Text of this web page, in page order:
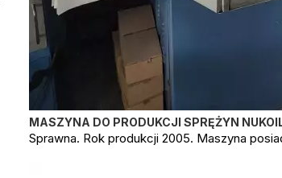
MASZYNA DO PRODUKCJI SPRĘŻYN
Sprawna. Rok produkcji 2005. Maszyna